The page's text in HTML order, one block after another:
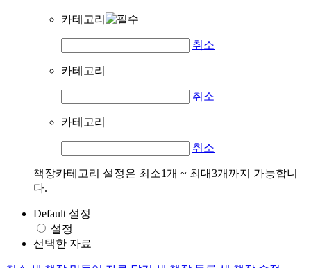
카테고리
취소
카테고리
취소
카테고리
취소
책장카테고리 설정은 최소1개 ~ 최대3개까지 가능합니
다.
Default 설정
설정
선택한 자료